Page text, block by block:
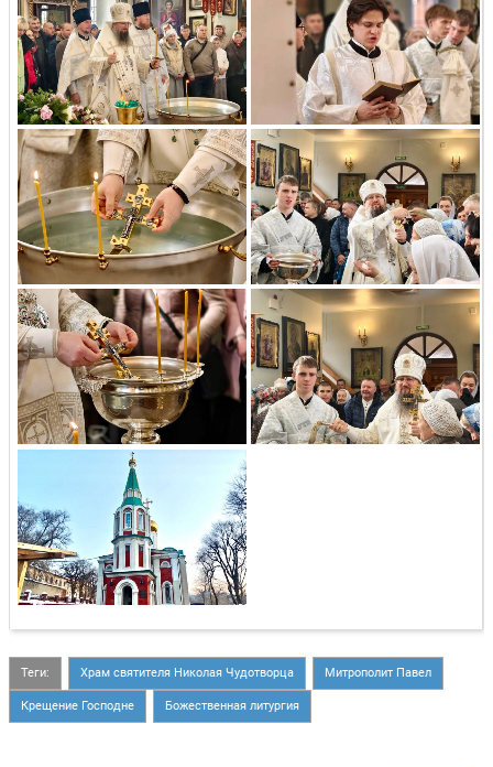
Теги: Храм святителя Николая Чудотворца Митрополит Павел
Крещение Господне Божественная литургия